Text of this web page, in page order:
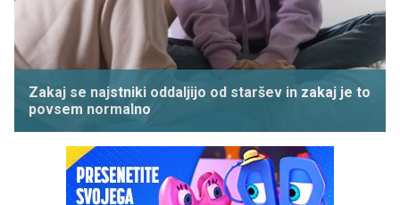
Zakaj se najstniki oddaljijo od staršev in zakaj je to
povsem normalno